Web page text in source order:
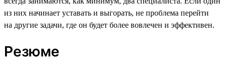
из них начинает уставать и выгорать, не проблема перейти
на другие задачи, где он будет более вовлечен и эффективен.
Резюме